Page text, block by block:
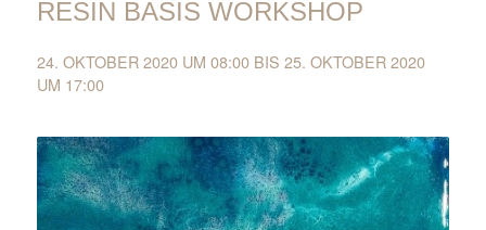
RESIN BASIS WORKSHOP
24. OKTOBER 2020 UM 08:00BIS 25. OKTOBER 2020
UM 17:00